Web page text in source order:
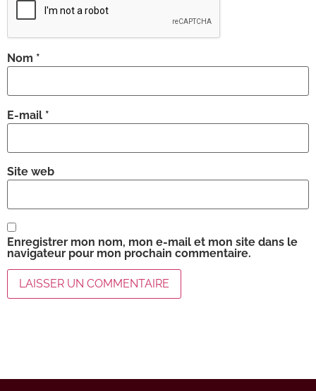
Nom *
E-mail *
Site web
Enregistrer mon nom, mon e-mail et mon site dans le
navigateur pour mon prochain commentaire.